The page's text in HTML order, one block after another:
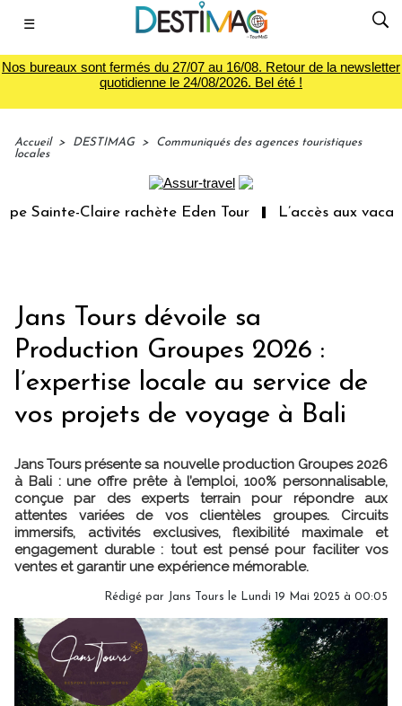
☰
Nos bureaux sont fermés du 27/07 au 16/08. Retour de la newsletter
quotidienne le 24/08/2026. Bel été !
Accueil > DESTIMAG >
Communiqués des agences touristiques
locales
Sainte-Claire rachète Eden Tour L’accès aux
Jans Tours dévoile sa
Production Groupes 2026 :
l’expertise locale au service de
vos projets de voyage à Bali
Jans Tours présente sa nouvelle production Groupes 2026
à Bali : une offre prête à l’emploi, 100% personnalisable,
conçue par des experts terrain pour répondre aux
attentes variées de vos clientèles groupes. Circuits
immersifs, activités exclusives, flexibilité maximale et
engagement durable : tout est pensé pour faciliter vos
ventes et garantir une expérience mémorable.
Rédigé par Jans Tours le Lundi 19 Mai 2025 à 00:05